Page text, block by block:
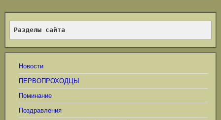
Разделы сайта
Новости
ПЕРВОПРОХОДЦЫ
Поминание
Поздравления